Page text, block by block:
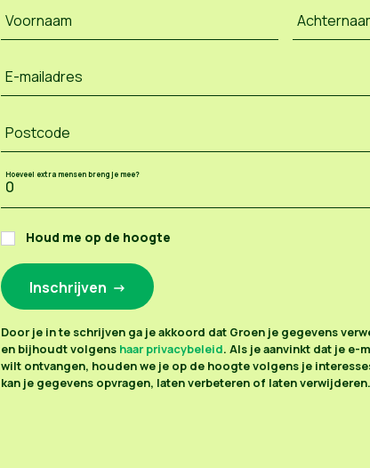
Voornaam
E-mailadres
Postcode
Hoeveel extra mensen breng je mee?
Houd me op de hoogte
Door je in te schrijven ga je akkoord dat Groen je gegevens
en bijhoudt volgens haar privacybeleid. Als je aanvinkt dat je e-
wilt ontvangen, houden we je op de hoogte volgens je
kan je gegevens opvragen, laten verbeteren of laten verwijderen.